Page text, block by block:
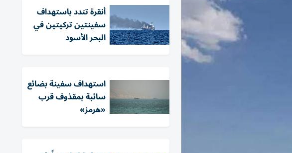
أنقرة تندد باستهداف
سفينتين تركيتين في
البحر الأسود
استهداف سفينة بضائع
سائبة بمقذوف قرب
«هرمز»